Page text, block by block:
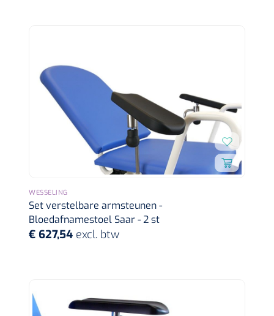
WESSELING
Set verstelbare armsteunen -
Bloedafnamestoel Saar - 2 st
€ 627,54 excl. btw